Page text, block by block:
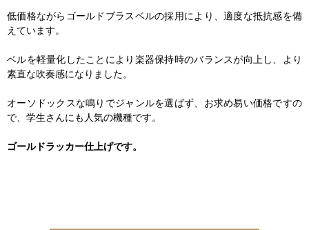
低価格ながらゴールドブラスベルの採用により、適度な抵抗感を備
えています。
ベルを軽量化したことにより楽器保持時のバランスが向上し、より
素直な吹奏感になりました。
オーソドックスな鳴りでジャンルを選ばず、お求め易い価格ですの
で、学生さんにも人気の機種です。
ゴールドラッカー仕上げです。